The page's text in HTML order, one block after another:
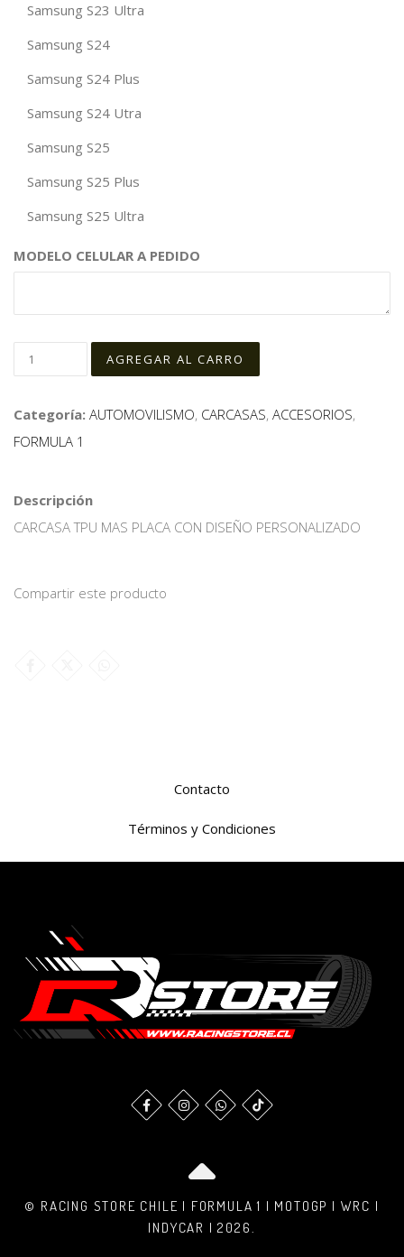
Samsung S23 Ultra
Samsung S24
Samsung S24 Plus
Samsung S24 Utra
Samsung S25
Samsung S25 Plus
Samsung S25 Ultra
MODELO CELULAR A PEDIDO
Categoría: AUTOMOVILISMO, CARCASAS, ACCESORIOS,
FORMULA 1
Descripción
CARCASA TPU MAS PLACA CON DISEÑO PERSONALIZADO
Compartir este producto
Contacto
Términos y Condiciones
© RACING STORE CHILE | FORMULA 1 | MOTOGP | WRC |
INDYCAR | 2026.